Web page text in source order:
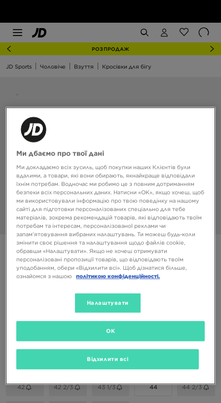
РОЗПРОДАЖ
JD Sports Чоловіче Взуття Кросівки для бігу
HOKA CHALLENGER 8
6199 ГРН
Вибери розмір
42 42 2/3 43 1/3 44 44 2/3
Ми дбаємо про твої дані
Ми докладаємо всіх зусиль, щоб покупки наших Клієнтів були
вдалими, а товари, які вони обирають, якнайкраще відповідали
їхнім потребам. Водночас ми робимо це з повним дотриманням
безпеки всіх персональних даних. Натисни «OK», якщо хочеш, щоб
ми використовували інформацію про твою поведінку на нашому
сайті для підготовки персоналізованих спеціально для тебе
матеріалів, зокрема рекомендацій товарів, які відповідають твоїм
потребам та інтересам, персоналізованої реклами чи
запам’ятовування вибраних налаштувань. Ти можеш будь-коли
змінити своє рішення та налаштування щодо файлів cookie,
обравши «Налаштувати». Якщо не хочеш отримувати
персоналізовані пропозиції товарів, що відповідають твоїм
уподобанням, обери «Відхилити всі». Щоб дізнатися більше,
ознайомся з нашою
політикою конфіденційності.
Налаштувати
Відхилити всі
OK